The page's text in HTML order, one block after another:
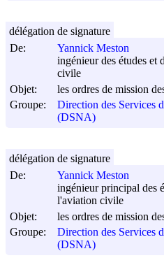
De:
Yannick Meston
ingénieur des études
civile
Objet:
les ordres de mission
Groupe:
Direction des Services
(DSNA)
délégation de signature
De:
Yannick Meston
ingénieur principal des
l'aviation civile
Objet:
les ordres de mission
Groupe:
Direction des Services
(DSNA)
délégation de signature